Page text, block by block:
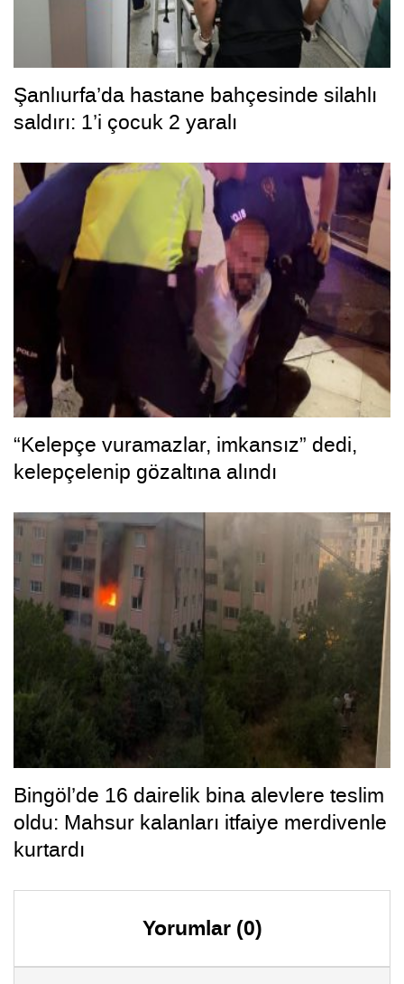
Şanlıurfa’da hastane bahçesinde silahlı
saldırı: 1’i çocuk 2 yaralı
“Kelepçe vuramazlar, imkansız” dedi,
kelepçelenip gözaltına alındı
Bingöl’de 16 dairelik bina alevlere teslim
oldu: Mahsur kalanları itfaiye merdivenle
kurtardı
Yorumlar (0)